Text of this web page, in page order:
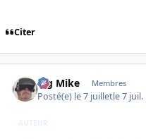
Citer
Big Mike Membres
Posté(e) le 7 juilletle 7 juil.
AUTEUR